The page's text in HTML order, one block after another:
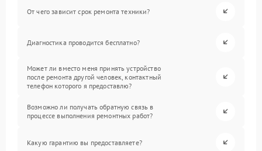
От чего зависит срок ремонта техники?
Диагностика проводится бесплатно?
Может ли вместо меня принять устройство
после ремонта другой человек, контактный
телефон которого я предоставлю?
Возможно ли получать обратную связь в
процессе выполнения ремонтных работ?
Какую гарантию вы предоставляете?